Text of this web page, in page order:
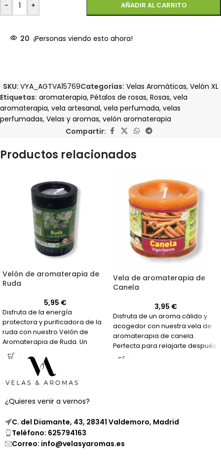
- + AÑADIR AL CARRITO
20 ¡Personas viendo esto ahora!
SKU: VYA_AGTVA15769Categorías: Velas Aromáticas, Velón XL
Etiquetas: aromaterapia, Pétalos de rosas, Rosas, vela
aromaterapia, vela artesanal, vela perfumada, velas
perfumadas, Velas y aromas, velón aromaterapia
Compartir:
Productos relacionados
Velón de aromaterapia de
Ruda
5,95 €
Disfruta de la energía
protectora y purificadora de la
ruda con nuestro Velón de
Aromaterapia de Ruda. Un
aroma intenso que te ayudará a
limpiar y proteger tu hogar o
espacio de trabajo.
Vela de aromaterapia de
Canela
3,95 €
Disfruta de un aroma cálido y
acogedor con nuestra vela de
aromaterapia de canela.
Perfecta para relajarte después
de un día agotador.
¿Quieres venir a vernos?
C. del Diamante, 43, 28341 Valdemoro, Madrid
Teléfono: 625794163
Correo: info@velasyaromas.es